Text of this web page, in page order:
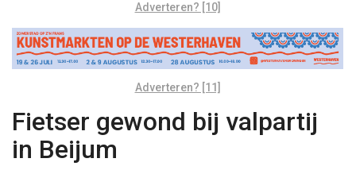
Adverteren? [10]
Adverteren? [11]
Fietser gewond bij valpartij
in Beijum